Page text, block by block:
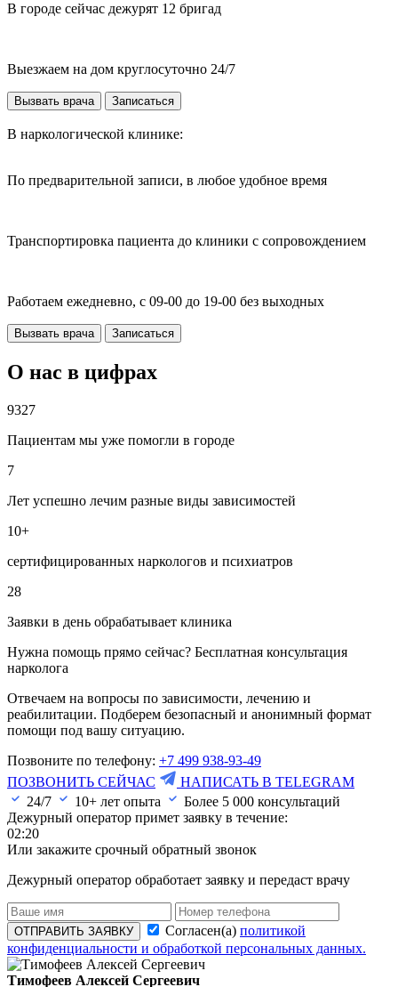
В городе сейчас дежурят 12 бригад
Выезжаем на дом круглосуточно 24/7
Вызвать врача Записаться
В наркологической клинике:
По предварительной записи, в любое удобное время
Транспортировка пациента до клиники с сопровождением
Работаем ежедневно, с 09-00 до 19-00 без выходных
Вызвать врача Записаться
О нас в цифрах
9327
Пациентам мы уже помогли в городе
7
Лет успешно лечим разные виды зависимостей
10+
сертифицированных наркологов и психиатров
28
Заявки в день обрабатывает клиника
Нужна помощь прямо сейчас? Бесплатная консультация
нарколога
Отвечаем на вопросы по зависимости, лечению и
реабилитации. Подберем безопасный и анонимный формат
помощи под вашу ситуацию.
Позвоните по телефону: +7 499 938-93-49
ПОЗВОНИТЬ СЕЙЧАС
НАПИСАТЬ В TELEGRAM
24/7
10+ лет опыта Более 5 000 консультаций
Дежурный оператор примет заявку в течение:
02:20
Или закажите срочный обратный звонок
Дежурный оператор обработает заявку и передаст врачу
ОТПРАВИТЬ ЗАЯВКУ Согласен(а) политикой
конфиденциальности и обработкой персональных данных.
Тимофеев Алексей Сергеевич